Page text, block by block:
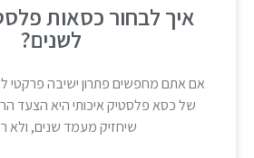
איך לבחור כסאות
לשנים?
אם אתם מחפשים פתרון ישיבה פרקטי
של כסא פלסטיק איכותי היא הצעד
שיחזיק מעמד שנים, ולא